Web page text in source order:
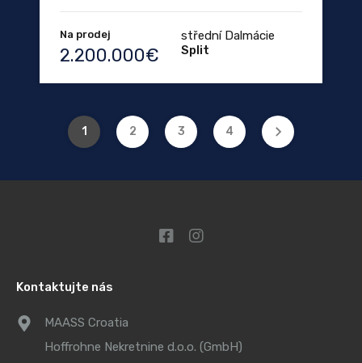
Na prodej
2.200.000€
střední Dalmácie
Split
1 2 3 4
Kontaktujte nás
MAASS Croatia
Hoffrohne Nekretnine d.o.o. (GmbH)